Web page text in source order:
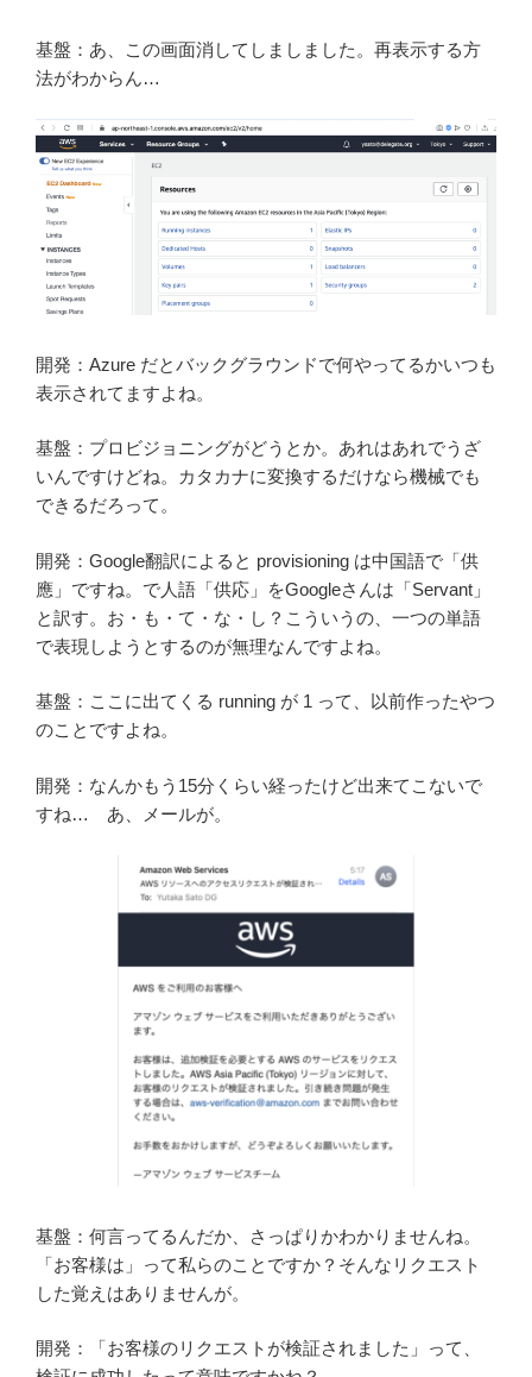
基盤：あ、この画面消してしましました。再表示する方
法がわからん…
開発：Azure だとバックグラウンドで何やってるかいつも
表示されてますよね。
基盤：プロビジョニングがどうとか。あれはあれでうざ
いんですけどね。カタカナに変換するだけなら機械でも
できるだろって。
開発：Google翻訳によると provisioning は中国語で「供
應」ですね。で人語「供応」をGoogleさんは「Servant」
と訳す。お・も・て・な・し？こういうの、一つの単語
で表現しようとするのが無理なんですよね。
基盤：ここに出てくる running が 1 って、以前作ったやつ
のことですよね。
開発：なんかもう15分くらい経ったけど出来てこないで
すね… あ、メールが。
基盤：何言ってるんだか、さっぱりかわかりませんね。
「お客様は」って私らのことですか？そんなリクエスト
した覚えはありませんが。
開発：「お客様のリクエストが検証されました」って、